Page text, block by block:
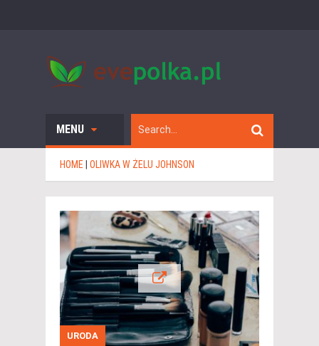
MENU
HOME | OLIWKA W ŻELU JOHNSON
URODA